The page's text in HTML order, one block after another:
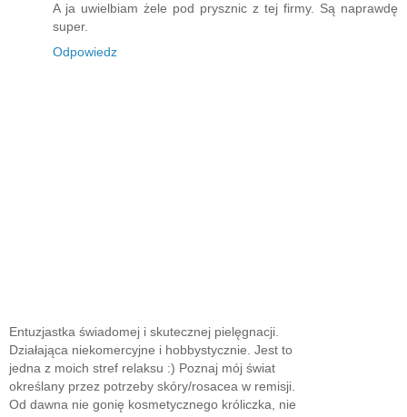
A ja uwielbiam żele pod prysznic z tej firmy. Są naprawdę
super.
Odpowiedz
Entuzjastka świadomej i skutecznej pielęgnacji.
Działająca niekomercyjne i hobbystycznie. Jest to
jedna z moich stref relaksu :) Poznaj mój świat
określany przez potrzeby skóry/rosacea w remisji.
Od dawna nie gonię kosmetycznego króliczka, nie